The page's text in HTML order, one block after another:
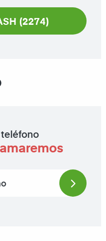
(2274)